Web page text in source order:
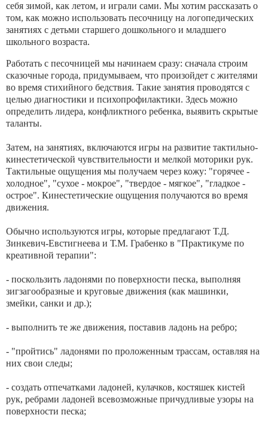
себя зимой, как летом, и играли сами. Мы хотим рассказать о
том, как можно использовать песочницу на логопедических
занятиях с детьми старшего дошкольного и младшего
школьного возраста.
Работать с песочницей мы начинаем сразу: сначала строим
сказочные города, придумываем, что произойдет с жителями
во время стихийного бедствия. Такие занятия проводятся с
целью диагностики и психопрофилактики. Здесь можно
определить лидера, конфликтного ребенка, выявить скрытые
таланты.
Затем, на занятиях, включаются игры на развитие тактильно-
кинестетической чувствительности и мелкой моторики рук.
Тактильные ощущения мы получаем через кожу: "горячее -
холодное", "сухое - мокрое", "твердое - мягкое", "гладкое -
острое". Кинестетические ощущения получаются во время
движения.
Обычно используются игры, которые предлагают Т.Д.
Зинкевич-Евстигнеева и Т.М. Грабенко в "Практикуме по
креативной терапии":
- поскользить ладонями по поверхности песка, выполняя
зигзагообразные и круговые движения (как машинки,
змейки, санки и др.);
- выполнить те же движения, поставив ладонь на ребро;
- "пройтись" ладонями по проложенным трассам, оставляя на
них свои следы;
- создать отпечатками ладоней, кулачков, костяшек кистей
рук, ребрами ладоней всевозможные причудливые узоры на
поверхности песка;